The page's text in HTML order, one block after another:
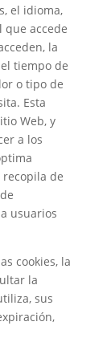
el idioma,
que accede
la
tiempo de
o tipo de
Esta
Web, y
a los
de
usuarios
cookies, la
la
sus